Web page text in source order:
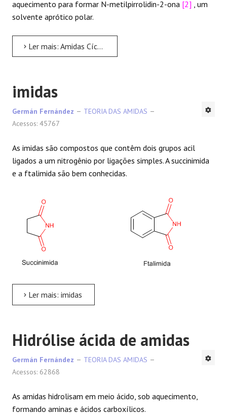
aquecimento para formar N-metilpirrolidin-2-ona [2] , um
solvente aprótico polar.
Ler mais: Amidas Cíclicas - Lactâmicos
imidas
Germán Fernández
TEORIA DAS AMIDAS
Acessos: 45767
As imidas são compostos que contêm dois grupos acil
ligados a um nitrogênio por ligações simples. A succinimida
e a ftalimida são bem conhecidas.
Ler mais: imidas
Hidrólise ácida de amidas
Germán Fernández
TEORIA DAS AMIDAS
Acessos: 62868
As amidas hidrolisam em meio ácido, sob aquecimento,
formando aminas e ácidos carboxílicos.